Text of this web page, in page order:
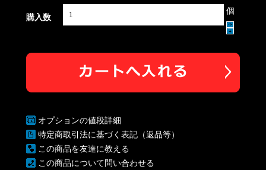
購入数
個
オプションの値段詳細
特定商取引法に基づく表記（返品等）
この商品を友達に教える
この商品について問い合わせる